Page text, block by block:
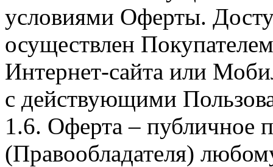
условиями Оферты.
осуществлен
Интернет-сайта или
с действующими
1.6. Оферта – публичное
(Правообладателя)